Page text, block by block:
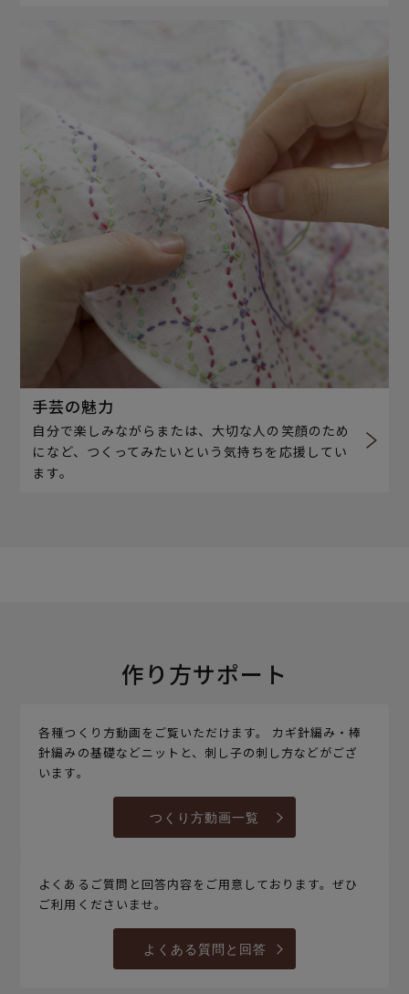
手芸の魅力
自分で楽しみながらまたは、大切な人の笑顔のため
になど、つくってみたいという気持ちを応援してい
ます。
作り方サポート
各種つくり方動画をご覧いただけます。 カギ針編み・棒
針編みの基礎などニットと、刺し子の刺し方などがござ
います。
つくり方動画一覧
よくあるご質問と回答内容をご用意しております。ぜひ
ご利用くださいませ。
よくある質問と回答